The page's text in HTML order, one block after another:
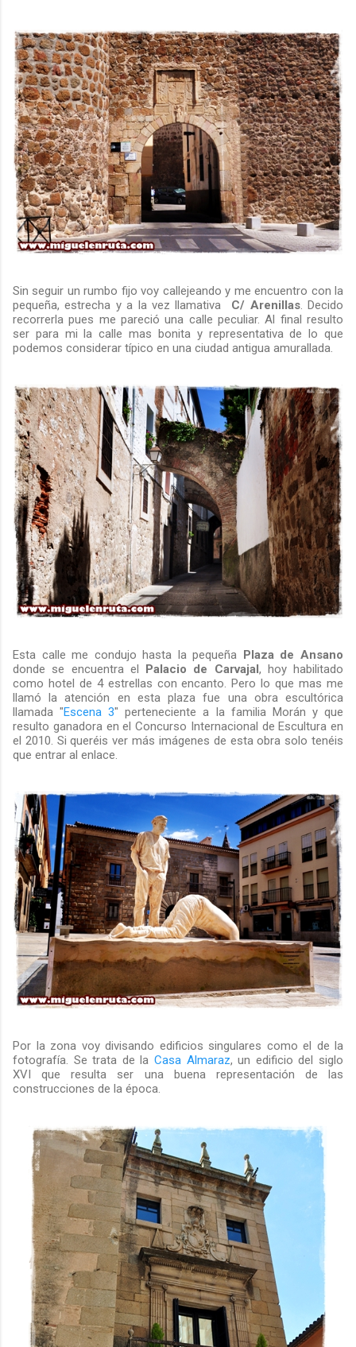
Sin seguir un rumbo fijo voy callejeando y me encuentro con la
pequeña, estrecha y a la vez llamativa C/ Arenillas. Decido
recorrerla pues me pareció una calle peculiar. Al final resulto
ser para mi la calle mas bonita y representativa de lo que
podemos considerar típico en una ciudad antigua amurallada.
Esta calle me condujo hasta la pequeña Plaza de Ansano
donde se encuentra el Palacio de Carvajal, hoy habilitado
como hotel de 4 estrellas con encanto. Pero lo que mas me
llamó la atención en esta plaza fue una obra escultórica
llamada "Escena 3" perteneciente a la familia Morán y que
resulto ganadora en el Concurso Internacional de Escultura en
el 2010. Si queréis ver más imágenes de esta obra solo tenéis
que entrar al enlace.
Por la zona voy divisando edificios singulares como el de la
fotografía. Se trata de la Casa Almaraz, un edificio del siglo
XVI que resulta ser una buena representación de las
construcciones de la época.